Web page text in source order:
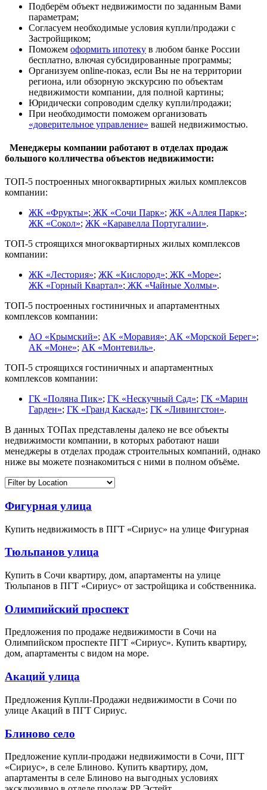
Подберём объект недвижимости по заданным Вами
параметрам;
Согласуем необходимые условия купли/продажи с
Застройщиком;
Поможем оформить ипотеку в любом банке России
бесплатно, влючая субсидированные программы;
Организуем online-показ, если Вы не на территории
региона, или обзорную экскурсию по объектам
недвижимости компании, для полной картины;
Юридически сопроводим сделку купли/продажи;
При необходимости поможем организовать
«доверительное управление» вашей недвижимостью.
Менеджеры компании работают в отделах продаж
большого колличества объектов недвижимости:
ТОП-5 построенных многоквартирных жилых комплексов
компании:
ЖК «Фрукты»; ЖК «Сочи Парк»; ЖК «Аллея Парк»;
ЖК «Сокол»; ЖК «Каравелла Португалии».
ТОП-5 строящихся многоквартирных жилых комплексов
компании:
ЖК «Лестория»; ЖК «Кислород»; ЖК «Море»;
ЖК «Горный Квартал»; ЖК «Чайные Холмы».
ТОП-5 построенных гостиничных и апартаментных
комплексов компании:
АО «Крымский»; АК «Моравия»; АК «Морской Берег»;
АК «Моне»; АК «Монтевиль».
ТОП-5 строящихся гостиничных и апартаментных
комплексов компании:
ГК «Поляна Пик»; ГК «Нескучный Сад»; ГК «Марин
Гарден»; ГК «Гранд Каскад»; ГК «Ливингстон».
В данных ТОПах представлены далеко не все объекты
недвижимости компании, в которых работают наши
менеджеры в отделах продаж строительных компаний, однако
ниже вы можете познакомиться с ними в полном объёме.
Фигурная улица
Купить недвижимость в ПГТ «Сириус» на улице Фигурная
Тюльпанов улица
Купить в Сочи квартиру, дом, апартаменты на улице
Тюльпанов в ПГТ «Сириус» от застройщика и собственника.
Олимпийский проспект
Предложения по продаже недвижимости в Сочи на
Олимпийском проспекте ПГТ «Сириус». Купить квартиру,
дом, апартаменты с видом на море.
Акаций улица
Предложения Купли-Продажи недвижимости в Сочи по
улице Акаций в ПГТ Сириус.
Блиново село
Предложение купли-продажи недвижимости в Сочи, ПГТ
«Сириус», в селе Блиново. Купить квартиру, дом,
апартаменты в селе Блиново на выгодных условиях